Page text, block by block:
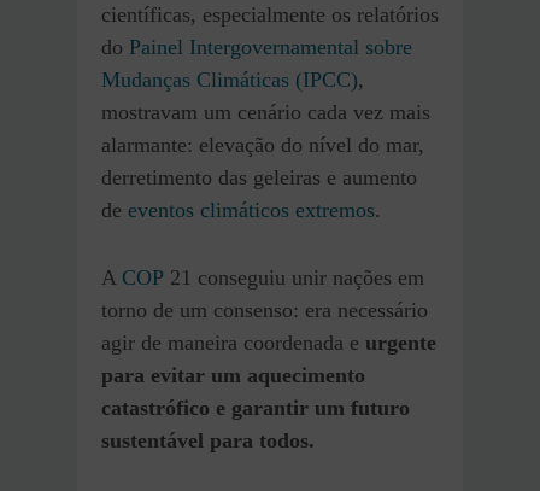
científicas, especialmente os relatórios
do Painel Intergovernamental sobre
Mudanças Climáticas (IPCC),
mostravam um cenário cada vez mais
alarmante: elevação do nível do mar,
derretimento das geleiras e aumento
de eventos climáticos extremos.
A COP 21 conseguiu unir nações em
torno de um consenso: era necessário
agir de maneira coordenada e urgente
para evitar um aquecimento
catastrófico e garantir um futuro
sustentável para todos.